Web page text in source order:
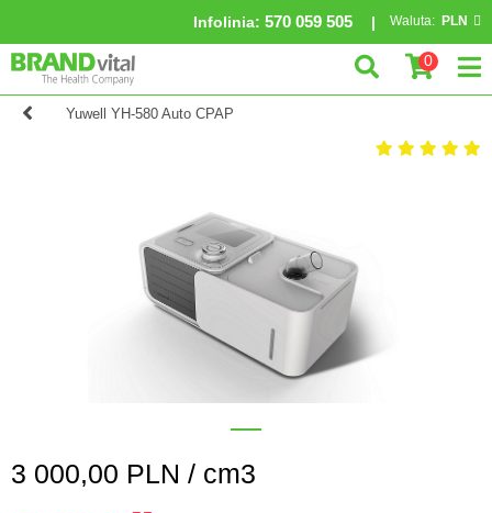
Infolinia: 570 059 505 Waluta: PLN
0
Yuwell YH-580 Auto CPAP
3 000,00 PLN / cm3